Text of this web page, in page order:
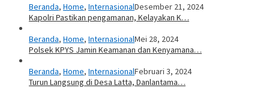
Beranda, Home, InternasionalDesember 21, 2024
Kapolri Pastikan pengamanan, Kelayakan K…
Beranda, Home, InternasionalMei 28, 2024
Polsek KPYS Jamin Keamanan dan Kenyamana…
Beranda, Home, InternasionalFebruari 3, 2024
Turun Langsung di Desa Latta, Danlantama…